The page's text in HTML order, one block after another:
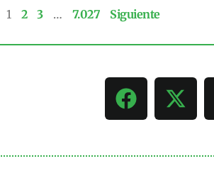
1 2 3 … 7.027 Siguiente